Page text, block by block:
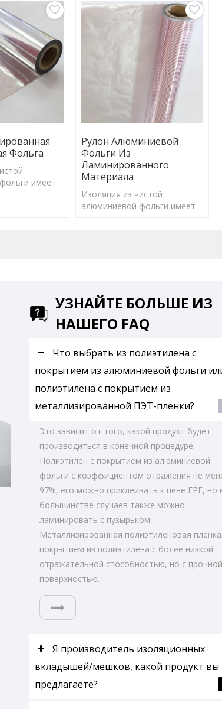
часть
и
солнечной энергии и
барьерного излучения.
Фольга
имеет
Рулон Алюминиевой
Фольги Из
Ламинированного
Материала
Изоляция из чистой
алюминиевой фольги имеет
УЗНАЙТЕ БОЛЬШЕ ИЗ
НАШЕГО FAQ
Что выбрать из полиэтилена с
покрытием из алюминиевой фольги
полиэтилена с покрытием из
металлизированной ПЭТ-пленки?
Это зависит от того, какой продукт будет
производиться в конечной процедуре.
Полиэтилен с покрытием из алюминиевой
фольги с коэффициентом отражения не
97%, его можно приклеивать к пене EPE, но
большинстве случаев также можно
ламинировать с пузырьком.
Металлизированная полиэтиленовая
покрытием из полиэтилена с более низкой
отражательной способностью, но с прочной
поверхностью.
Я производитель изоляционных
вкладышей/мешков, какой продукт вы
предлагаете?